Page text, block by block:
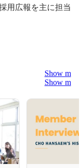
用広報を主に担当
Show more
Show more